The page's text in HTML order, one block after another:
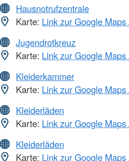
Hausnotrufzentrale
Karte: Link zur Google
Jugendrotkreuz
Karte: Link zur Google
Kleiderkammer
Karte: Link zur Google
Kleiderläden
Karte: Link zur Google
Kleiderläden
Karte: Link zur Google